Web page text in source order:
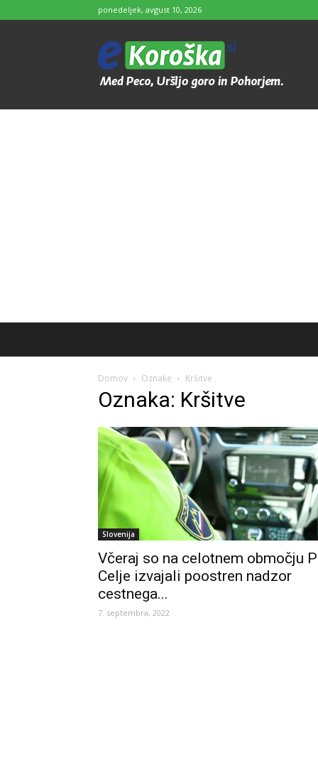
ponedeljek, avgust 10, 2026
e-
Koroška
Domov Oznake Kršitve
Oznaka: Kršitve
Slovenija
Včeraj so na celotnem območju
Celje izvajali poostren nadzor
cestnega...
7. septembra, 2022